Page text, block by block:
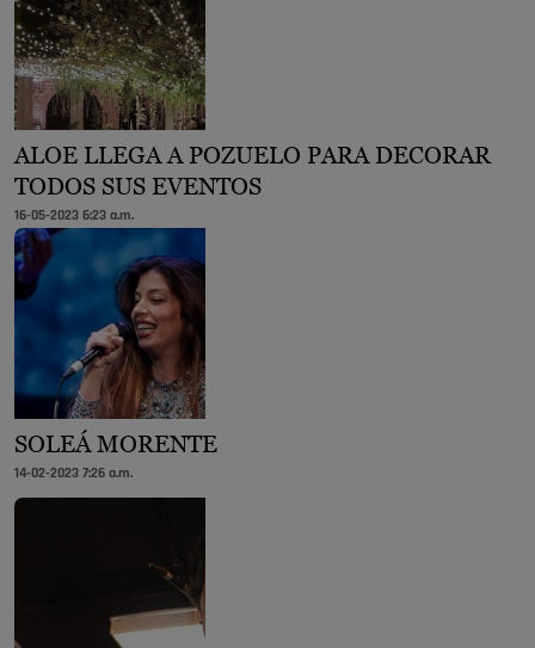
ALOE LLEGA A POZUELO PARA DECORAR
TODOS SUS EVENTOS
16-05-2023 6:23 a.m.
SOLEÁ MORENTE
14-02-2023 7:26 a.m.